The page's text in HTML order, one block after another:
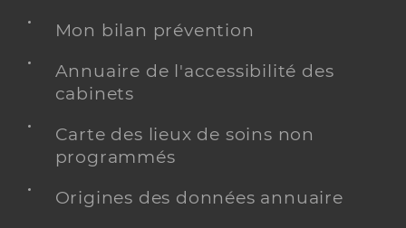
Mon bilan prévention
Annuaire de l'accessibilité des
cabinets
Carte des lieux de soins non
programmés
Origines des données annuaire